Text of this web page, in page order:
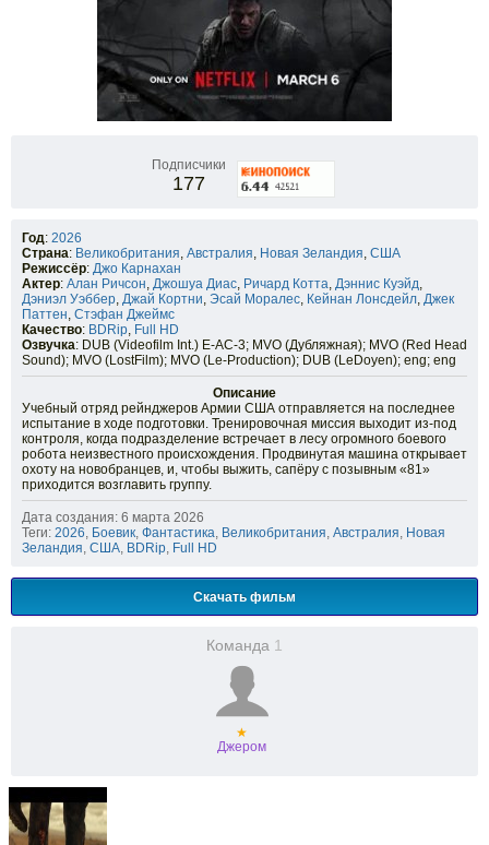
Подписчики
177
Год: 2026
Страна: Великобритания, Австралия, Новая Зеландия, США
Режиссёр: Джо Карнахан
Актер: Алан Ричсон, Джошуа Диас, Ричард Котта, Дэннис Куэйд,
Дэниэл Уэббер, Джай Кортни, Эсай Моралес, Кейнан Лонсдейл, Джек
Паттен, Стэфан Джеймс
Качество: BDRip, Full HD
Озвучка: DUB (Videofilm Int.) E-AC-3; MVO (Дубляжная); MVO (Red Head
Sound); MVO (LostFilm); MVO (Le-Production); DUB (LeDoyen); eng; eng
Описание
Учебный отряд рейнджеров Армии США отправляется на последнее
испытание в ходе подготовки. Тренировочная миссия выходит из-под
контроля, когда подразделение встречает в лесу огромного боевого
робота неизвестного происхождения. Продвинутая машина открывает
охоту на новобранцев, и, чтобы выжить, сапёру с позывным «81»
приходится возглавить группу.
Дата создания: 6 марта 2026
Теги: 2026, Боевик, Фантастика, Великобритания, Австралия, Новая
Зеландия, США, BDRip, Full HD
Скачать фильм
Команда 1
★
Джером